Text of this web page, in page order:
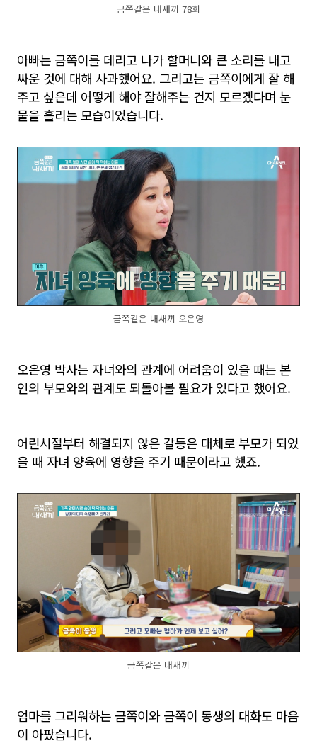
금쪽같은 내새끼 78회
아빠는 금쪽이를 데리고 나가 할머니와 큰 소리를 내고
싸운 것에 대해 사과했어요. 그리고는 금쪽이에게 잘 해
주고 싶은데 어떻게 해야 잘해주는 건지 모르겠다며 눈
물을 흘리는 모습이었습니다.
금쪽같은 내새끼 오은영
오은영 박사는 자녀와의 관계에 어려움이 있을 때는 본
인의 부모와의 관계도 되돌아볼 필요가 있다고 했어요.
어린시절부터 해결되지 않은 갈등은 대체로 부모가 되었
을 때 자녀 양육에 영향을 주기 때문이라고 했죠.
금쪽같은 내새끼
엄마를 그리워하는 금쪽이와 금쪽이 동생의 대화도 마음
이 아팠습니다.